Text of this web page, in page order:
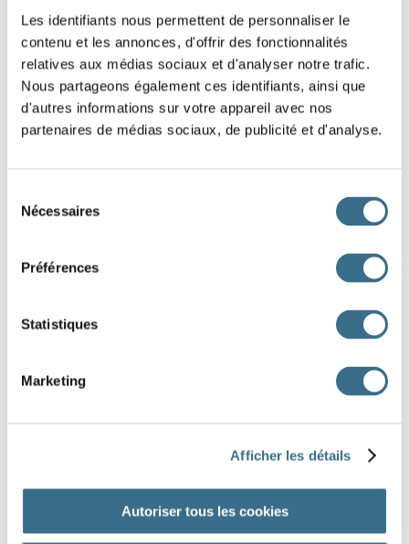
Les identifiants nous permettent de personnaliser le
contenu et les annonces, d'offrir des fonctionnalités
relatives aux médias sociaux et d'analyser notre trafic.
Nous partageons également ces identifiants, ainsi que
d'autres informations sur votre appareil avec nos
partenaires de médias sociaux, de publicité et d'analyse.
Nécessaires
Préférences
Statistiques
Marketing
Afficher les détails
Autoriser tous les cookies
se terminant par ail et aille
se terminant par le son eur
se terminant par ier
se terminant par o au et eau
Écoute les mots et glisse les étiquettes aux
Consonnes double : l ou ll